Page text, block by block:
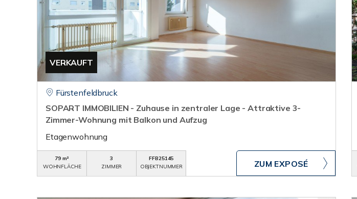
VERKAUFT
Fürstenfeldbruck
SOPART IMMOBILIEN - Zuhause in zentraler Lage - Attraktive 3-
Zimmer-Wohnung mit Balkon und Aufzug
Etagenwohnung
79 m²
WOHNFLÄCHE
3
ZIMMER
FFB25145
OBJEKTNUMMER
ZUM EXPOSÉ